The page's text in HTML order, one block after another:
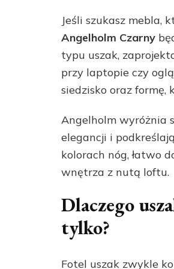
Jeśli szukasz mebla,
Angelholm Czarny
typu uszak,
przy laptopie czy
siedzisko oraz formę,
Angelholm wyróżnia
elegancji i
kolorach nóg, łatwo
wnętrza z nutą loftu.
Dlaczego
tylko?
Fotel uszak zwykle